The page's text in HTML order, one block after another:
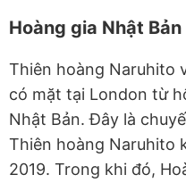
Hoàng gia Nhật Bản
Thiên hoàng Naruhito
có mặt tại London từ
Nhật Bản. Đây là
Thiên hoàng Naruhito
2019. Trong khi đó,